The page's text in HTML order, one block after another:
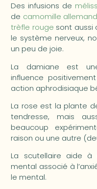
Des infusions de
de camomille
trèfle rouge sont aussi
le système nerveux,
un peu de joie.
La damiane est
influence
action aphrodisiaque
La rose est la plante
tendresse, mais
beaucoup
raison ou une autre
La scutellaire aide
mental associé à
le mental.